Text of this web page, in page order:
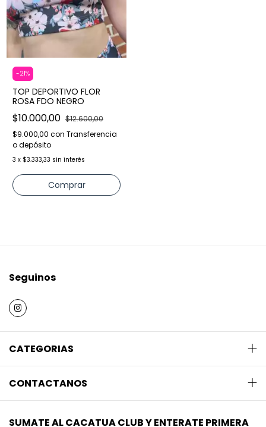
-21%
TOP DEPORTIVO FLOR
ROSA FDO NEGRO
$10.000,00 $12.600,00
$9.000,00 con Transferencia
o depósito
3 x $3.333,33 sin interés
Comprar
Seguinos
CATEGORIAS
CONTACTANOS
SUMATE AL CACATUA CLUB Y ENTERATE PRIMERA